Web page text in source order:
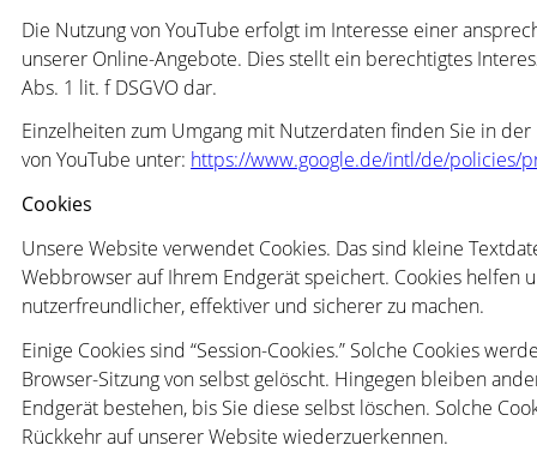
Die Nutzung von YouTube erfolgt im Interesse einer
unserer Online-Angebote. Dies stellt ein berechtigtes
Abs. 1 lit. f DSGVO dar.
Einzelheiten zum Umgang mit Nutzerdaten finden Sie in
von YouTube unter: https://www.google.de/intl/de/policies/
Cookies
Unsere Website verwendet Cookies. Das sind kleine
Webbrowser auf Ihrem Endgerät speichert. Cookies helfen
nutzerfreundlicher, effektiver und sicherer zu machen.
Einige Cookies sind “Session-Cookies.” Solche Cookies
Browser-Sitzung von selbst gelöscht. Hingegen bleiben
Endgerät bestehen, bis Sie diese selbst löschen. Solche
Rückkehr auf unserer Website wiederzuerkennen.